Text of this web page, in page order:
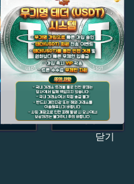
닫기